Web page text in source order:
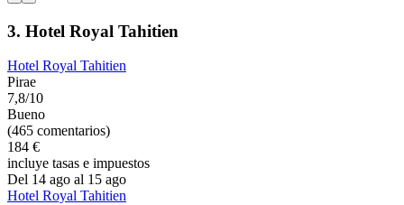
3. Hotel Royal Tahitien
Hotel Royal Tahitien
Pirae
7,8/10
Bueno
(465 comentarios)
184 €
incluye tasas e impuestos
Del 14 ago al 15 ago
Hotel Royal Tahitien